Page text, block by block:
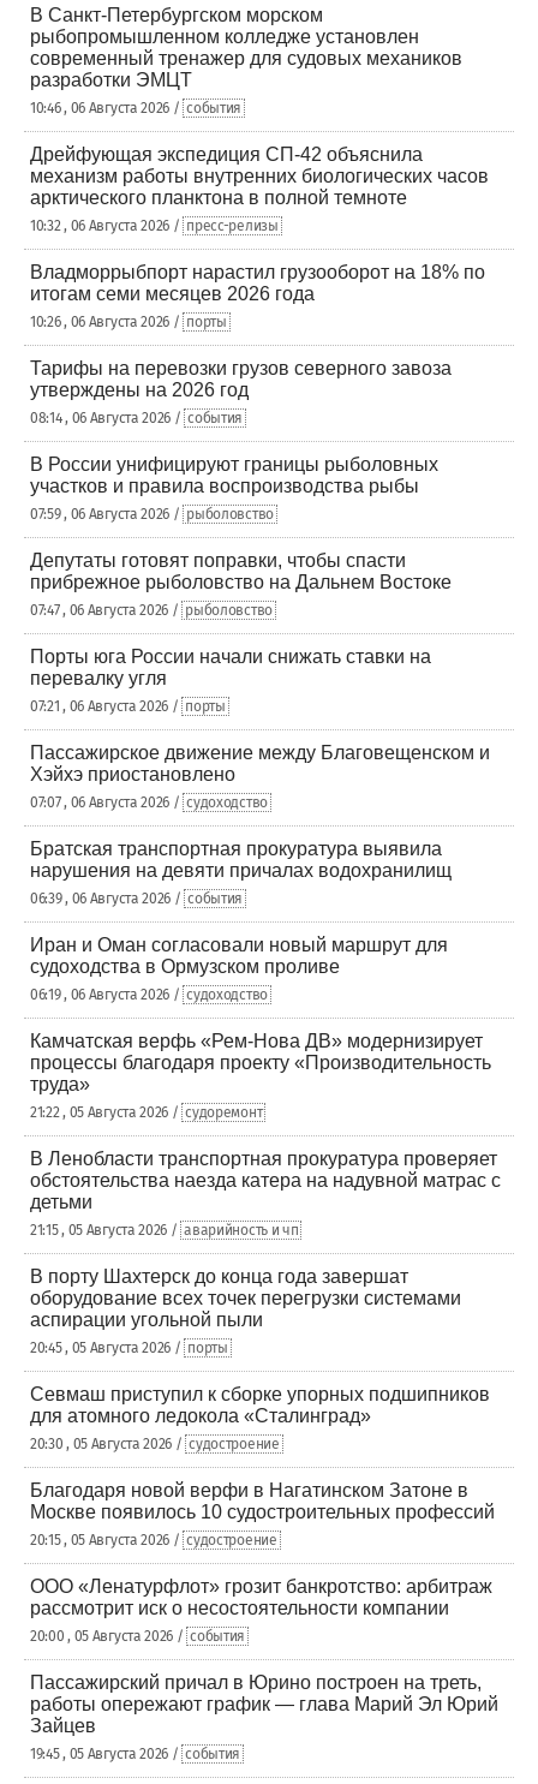
В Санкт-Петербургском морском
рыбопромышленном колледже установлен
современный тренажер для судовых механиков
разработки ЭМЦТ
10:46 , 06 Августа 2026 / события
Дрейфующая экспедиция СП-42 объяснила
механизм работы внутренних биологических часов
арктического планктона в полной темноте
10:32 , 06 Августа 2026 / пресс-релизы
Владморрыбпорт нарастил грузооборот на 18% по
итогам семи месяцев 2026 года
10:26 , 06 Августа 2026 / порты
Тарифы на перевозки грузов северного завоза
утверждены на 2026 год
08:14 , 06 Августа 2026 / события
В России унифицируют границы рыболовных
участков и правила воспроизводства рыбы
07:59 , 06 Августа 2026 / рыболовство
Депутаты готовят поправки, чтобы спасти
прибрежное рыболовство на Дальнем Востоке
07:47 , 06 Августа 2026 / рыболовство
Порты юга России начали снижать ставки на
перевалку угля
07:21 , 06 Августа 2026 / порты
Пассажирское движение между Благовещенском и
Хэйхэ приостановлено
07:07 , 06 Августа 2026 / судоходство
Братская транспортная прокуратура выявила
нарушения на девяти причалах водохранилищ
06:39 , 06 Августа 2026 / события
Иран и Оман согласовали новый маршрут для
судоходства в Ормузском проливе
06:19 , 06 Августа 2026 / судоходство
Камчатская верфь «Рем-Нова ДВ» модернизирует
процессы благодаря проекту «Производительность
труда»
21:22 , 05 Августа 2026 / судоремонт
В Ленобласти транспортная прокуратура проверяет
обстоятельства наезда катера на надувной матрас с
детьми
21:15 , 05 Августа 2026 / аварийность и чп
В порту Шахтерск до конца года завершат
оборудование всех точек перегрузки системами
аспирации угольной пыли
20:45 , 05 Августа 2026 / порты
Севмаш приступил к сборке упорных подшипников
для атомного ледокола «Сталинград»
20:30 , 05 Августа 2026 / судостроение
Благодаря новой верфи в Нагатинском Затоне в
Москве появилось 10 судостроительных профессий
20:15 , 05 Августа 2026 / судостроение
ООО «Ленатурфлот» грозит банкротство: арбитраж
рассмотрит иск о несостоятельности компании
20:00 , 05 Августа 2026 / события
Пассажирский причал в Юрино построен на треть,
работы опережают график — глава Марий Эл Юрий
Зайцев
19:45 , 05 Августа 2026 / события